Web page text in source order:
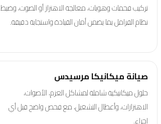
تركيب فحمات وهوبات، معالجة الاهتزاز أو الصوت، وضبط
نظام الفرامل بما يضمن أمان القيادة واستجابة دقيقة.
صيانة ميكانيكا مرسيدس
حلول ميكانيكية شاملة لمشاكل العزم، الأصوات،
الاهتزازات، وأعطال التشغيل، مع فحص واضح قبل أي
إجراء.